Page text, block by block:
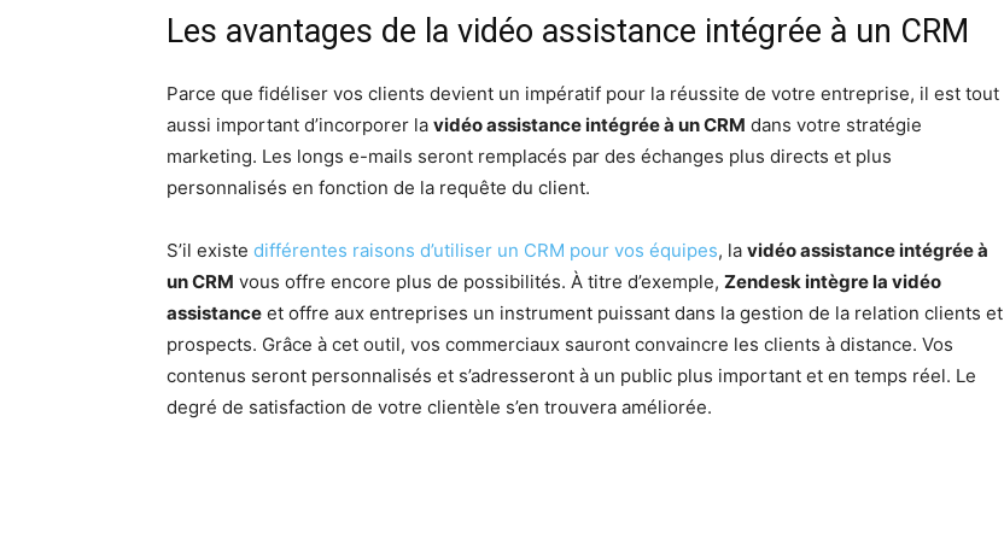
Les avantages de la vidéo assistance intégrée à un CRM
Parce que fidéliser vos clients devient un impératif pour la réussite de votre entreprise, il est tout
aussi important d’incorporer la vidéo assistance intégrée à un CRM dans votre stratégie
marketing. Les longs e-mails seront remplacés par des échanges plus directs et plus
personnalisés en fonction de la requête du client.
S’il existe différentes raisons d’utiliser un CRM pour vos équipes, la vidéo assistance intégrée à
un CRM vous offre encore plus de possibilités. À titre d’exemple, Zendesk intègre la vidéo
assistance et offre aux entreprises un instrument puissant dans la gestion de la relation clients et
prospects. Grâce à cet outil, vos commerciaux sauront convaincre les clients à distance. Vos
contenus seront personnalisés et s’adresseront à un public plus important et en temps réel. Le
degré de satisfaction de votre clientèle s’en trouvera améliorée.